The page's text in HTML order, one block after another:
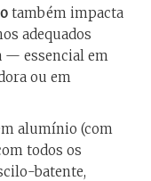
também impacta
adequados
— essencial em
ou em
alumínio (com
todos os
batente,